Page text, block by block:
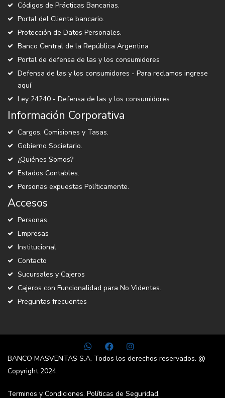
Códigos de Prácticas Bancarias.
Portal del Cliente bancario.
Protección de Datos Personales.
Banco Central de la República Argentina
Portal de defensa de las y los consumidores
Defensa de las y los consumidores - Para reclamos ingrese
aquí
Ley 24240 - Defensa de las y los consumidores
Información Corporativa
Cargos, Comisiones y Tasas.
Gobierno Societario.
¿Quiénes Somos?
Estados Contables.
Personas expuestas Políticamente.
Accesos
Personas
Empresas
Institucional
Contacto
Sucursales y Cajeros
Cajeros con Funcionalidad para No Videntes.
Preguntas frecuentes
BANCO MASVENTAS S.A. Todos los derechos reservados. @
Copyright 2024.
Terminos y Condiciones. Políticas de Seguridad.